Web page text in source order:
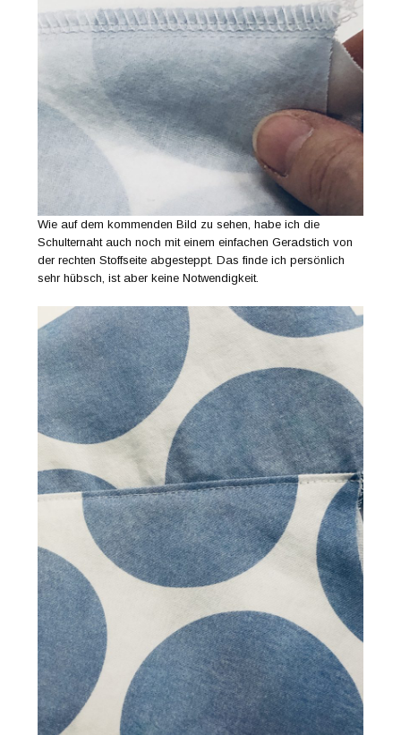
Wie auf dem kommenden Bild zu sehen, habe ich die
Schulternaht auch noch mit einem einfachen Geradstich von
der rechten Stoffseite abgesteppt. Das finde ich persönlich
sehr hübsch, ist aber keine Notwendigkeit.